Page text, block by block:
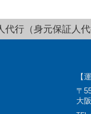
行（身元保証人
【
〒
大